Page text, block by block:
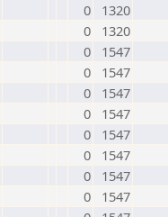
0
1320
0
1320
0
1547
0
1547
0
1547
0
1547
0
1547
0
1547
0
1547
0
1547